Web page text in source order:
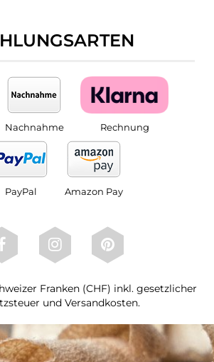
Nachnahme Rechnung
PayPal Amazon Pay
Franken (CHF) inkl. gesetzlicher
und Versandkosten.